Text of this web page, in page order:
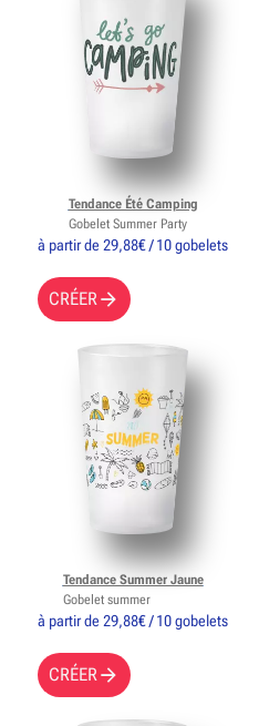
à partir de 29,88€ / 10 gobelets
CRÉER
Tendance Été Camping
Gobelet Summer Party
à partir de 29,88€ / 10 gobelets
CRÉER
Tendance Summer Jaune
Gobelet summer